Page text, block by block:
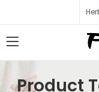
Product